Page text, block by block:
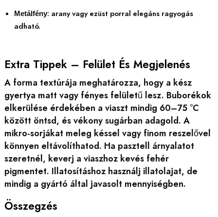
Metálfény: arany vagy ezüst porral elegáns ragyogás
adható.
Extra Tippek – Felület És Megjelenés
A forma textúrája meghatározza, hogy a kész
gyertya matt vagy fényes felületű lesz. Buborékok
elkerülése érdekében a viaszt mindig 60–75 °C
között öntsd, és vékony sugárban adagold. A
mikro-sorjákat meleg késsel vagy finom reszelővel
könnyen eltávolíthatod. Ha pasztell árnyalatot
szeretnél, keverj a viaszhoz kevés fehér
pigmentet. Illatosításhoz használj illatolajat, de
mindig a gyártó által javasolt mennyiségben.
Összegzés